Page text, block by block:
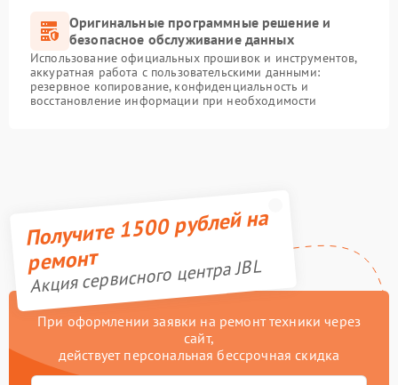
Оригинальные программные решение и
безопасное обслуживание данных
Использование официальных прошивок и инструментов,
аккуратная работа с пользовательскими данными:
резервное копирование, конфиденциальность и
восстановление информации при необходимости
Получите 1500 рублей на
ремонт
Акция сервисного центра JBL
При оформлении заявки на ремонт техники через
сайт,
действует персональная бессрочная скидка